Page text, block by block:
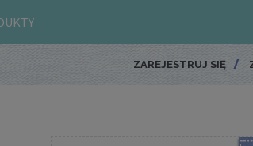
ZAREJESTRUJ SIĘ